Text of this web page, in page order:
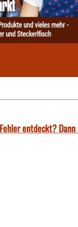
entdeckt?